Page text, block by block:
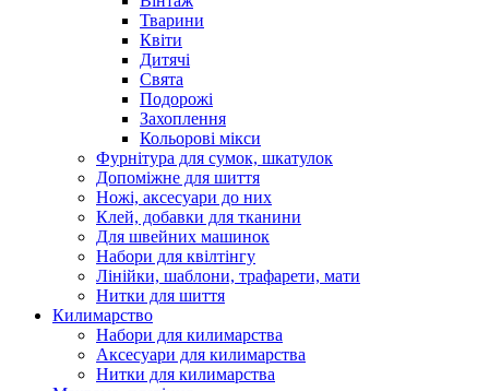
Тварини
Квіти
Дитячі
Свята
Подорожі
Захоплення
Кольорові мікси
Фурнітура для сумок, шкатулок
Допоміжне для шиття
Ножі, аксесуари до них
Клей, добавки для тканини
Для швейних машинок
Набори для квілтінгу
Лінійки, шаблони, трафарети, мати
Нитки для шиття
Килимарство
Набори для килимарства
Аксесуари для килимарства
Нитки для килимарства